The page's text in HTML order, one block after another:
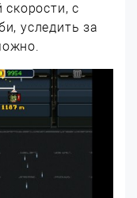
с
уследить за